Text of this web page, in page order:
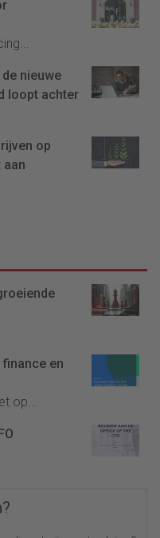
nieuwe
loopt achter
op
aan
en
op...